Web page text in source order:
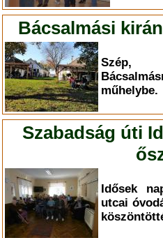
Bácsalmási
Szép,
műhelybe.
Szabadság úti
Idősek
utcai